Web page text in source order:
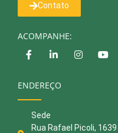
Contato
ACOMPANHE:
ENDEREÇO
Sede
Rua Rafael Picoli, 1639